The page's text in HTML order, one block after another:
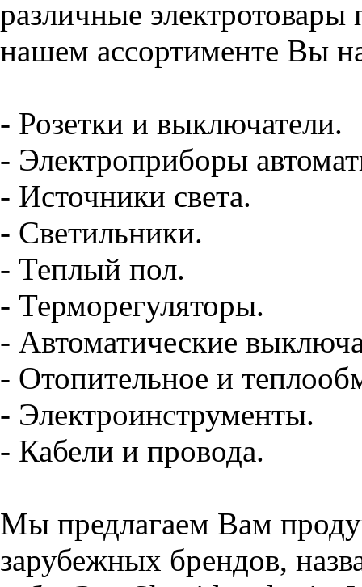
различные
нашем ассортименте Вы
- Розетки и выключатели.
- Электроприборы
- Источники света.
- Светильники.
- Теплый пол.
- Терморегуляторы.
- Автоматические
- Отопительное и
- Электроинструменты.
- Кабели и провода.
Мы предлагаем Вам
зарубежных брендов,